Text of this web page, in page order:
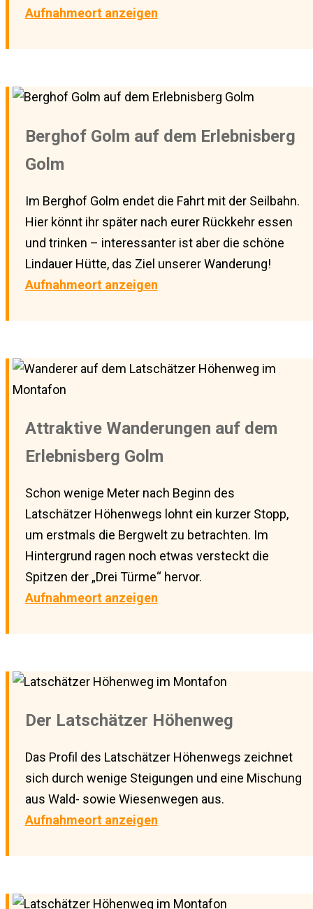
Aufnahmeort anzeigen
Berghof Golm auf dem Erlebnisberg
Golm
Im Berghof Golm endet die Fahrt mit der Seilbahn.
Hier könnt ihr später nach eurer Rückkehr essen
und trinken – interessanter ist aber die schöne
Lindauer Hütte, das Ziel unserer Wanderung!
Aufnahmeort anzeigen
Attraktive Wanderungen auf dem
Erlebnisberg Golm
Schon wenige Meter nach Beginn des
Latschätzer Höhenwegs lohnt ein kurzer Stopp,
um erstmals die Bergwelt zu betrachten. Im
Hintergrund ragen noch etwas versteckt die
Spitzen der „Drei Türme“ hervor.
Aufnahmeort anzeigen
Der Latschätzer Höhenweg
Das Profil des Latschätzer Höhenwegs zeichnet
sich durch wenige Steigungen und eine Mischung
aus Wald- sowie Wiesenwegen aus.
Aufnahmeort anzeigen